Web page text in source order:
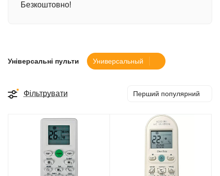
Безкоштовно!
Універсальні пульти Универсальный
Фільтрувати Перший популярний